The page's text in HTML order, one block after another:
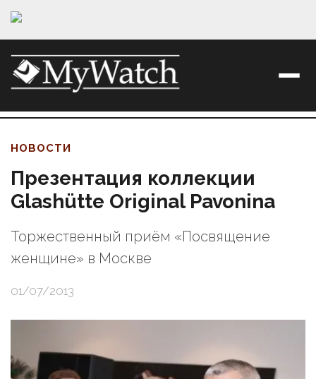
НОВОСТИ
Презентация коллекции
Glashütte Original Pavonina
Торжественный приём «Посвящение
женщине» в Москве
01/07/2013